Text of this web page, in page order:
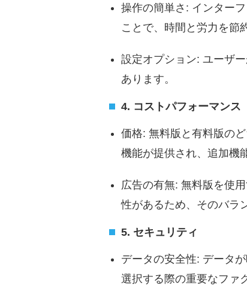
操作の簡単さ: インター
ことで、時間と労力を節
設定オプション: ユーザ
あります。
4. コストパフォーマンス
価格: 無料版と有料版の
機能が提供され、追加機
広告の有無: 無料版を使
性があるため、そのバラ
5. セキュリティ
データの安全性: データ
選択する際の重要なファ